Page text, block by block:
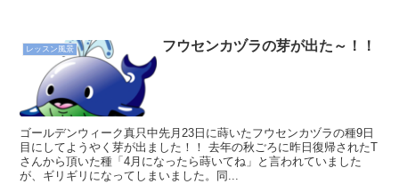
レッスン風景 フウセンカヅラの芽が出た～！！
ゴールデンウィーク真只中先月23日に蒔いたフウセンカヅラの種9日
目にしてようやく芽が出ました！！ 去年の秋ごろに昨日復帰されたT
さんから頂いた種「4月になったら蒔いてね」と言われていました
が、ギリギリになってしまいました。同...